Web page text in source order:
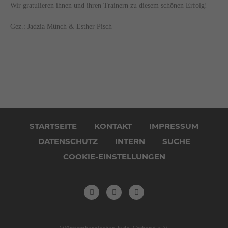
Wir gratulieren ihnen und ihren Trainern zu diesem schönen Erfolg!
Gez.: Jadzia Münch & Esther Pisch
überspringenSTARTSEITE KONTAKT
IMPRESSUM
DATENSCHUTZ
INTERN
SUCHE
COOKIE-EINSTELLUNGEN